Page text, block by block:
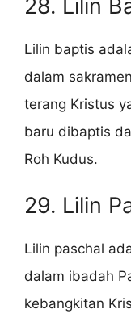
28. Lilin
Lilin baptis
dalam
terang Kristus
baru dibaptis
Roh Kudus.
29. Lilin
Lilin paschal
dalam ibadah
kebangkitan